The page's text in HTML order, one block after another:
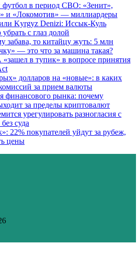
футбол в период СВО: «Зенит»,
и «Локомотив» — миллиардеры
Kyrgyz Denizi: Иссык-Куль
с глаз долой
забава, то китайцу жуть: 5 млн
— это что за машина такая?
в тупик» в вопросе принятия
долларов на «новые»: в каких
за прием валюты
финансового рынка: почему
за пределы криптовалют
урегулировать разногласия с
суда
22% покупателей уйдут за рубеж,
цены